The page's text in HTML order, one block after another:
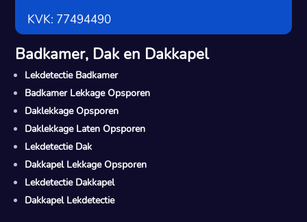
KVK: 77494490
Badkamer, Dak en Dakkapel
Lekdetectie Badkamer
Badkamer Lekkage Opsporen
Daklekkage Opsporen
Daklekkage Laten Opsporen
Lekdetectie Dak
Dakkapel Lekkage Opsporen
Lekdetectie Dakkapel
Dakkapel Lekdetectie